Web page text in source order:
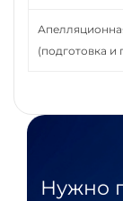
(подготовка и
Нужно